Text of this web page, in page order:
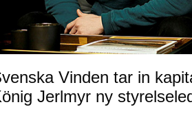
Vinden tar in
Jerlmyr ny